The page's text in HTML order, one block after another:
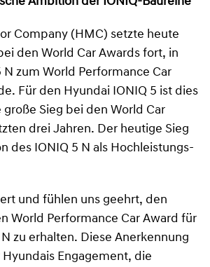
Company (HMC) setzte heute
den World Car Awards fort, in
zum World Performance Car
Für den Hyundai IONIQ 5 ist dies
Sieg bei den World Car
drei Jahren. Der heutige Sieg
des IONIQ 5 N als Hochleistungs-
und fühlen uns geehrt, den
World Performance Car Award für
zu erhalten. Diese Anerkennung
Engagement, die